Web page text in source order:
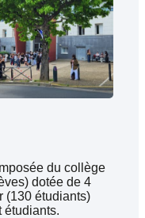
du collège
dotée de 4
(130 étudiants)
étudiants.